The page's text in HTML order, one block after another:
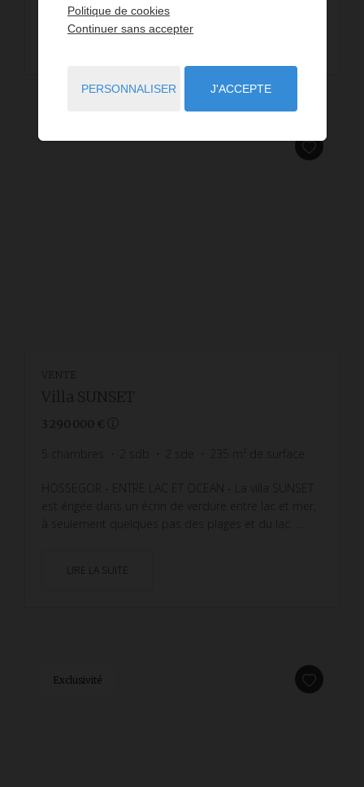
LIRE LA SUITE
VENTE
Villa SUNSET
3 290 000 €
235 m² de surface
HOSSEGOR - ENTRE LAC ET OCEAN - La villa SUNSET
est érigée dans un écrin de verdure entre lac et mer,
à seulement quelques pas des plages et du lac. ...
LIRE LA SUITE
Exclusivité
Politique de cookies
Continuer sans accepter
PERSONNALISER J'ACCEPTE